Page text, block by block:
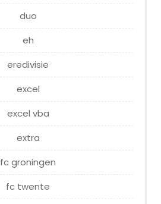
duo
eh
eredivisie
excel
excel vba
extra
fc groningen
fc twente